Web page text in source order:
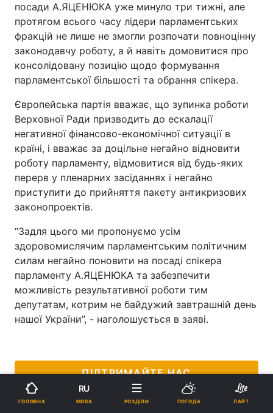
посади А.ЯЦЕНЮКА уже минуло три тижні, але
протягом всього часу лідери парламентських
фракцій не лише не змогли розпочати повноцінну
законодавчу роботу, а й навіть домовитися про
консолідовану позицію щодо формування
парламентської більшості та обрання спікера.
Європейська партія вважає, що зупинка роботи
Верховної Ради призводить до ескалації
негативної фінансово-економічної ситуації в
країні, і вважає за доцільне негайно відновити
роботу парламенту, відмовитися від будь-яких
перерв у пленарних засіданнях і негайно
приступити до прийняття пакету антикризових
законопроектів.
“Задля цього ми пропонуємо усім
здоровомислячим парламентським політичним
силам негайно поновити на посаді спікера
парламенту А.ЯЦЕНЮКА та забезпечити
можливість результативної роботи тим
депутатам, котрим не байдужий завтрашній день
нашої України”, - наголошується в заяві.
ПІДТРИМАЙТЕ НАС
ГОЛОВНА
RU
МОВА РОЗДІЛИ ПОГОДА ЛАЙТ